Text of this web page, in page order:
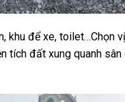
để xe, toilet…Chọn
tích đất xung quanh